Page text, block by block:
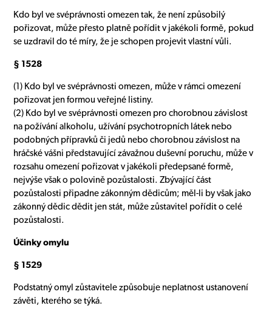
Kdo byl ve svéprávnosti omezen tak, že není způsobilý
pořizovat, může přesto platně pořídit v jakékoli formě, pokud
se uzdravil do té míry, že je schopen projevit vlastní vůli.
§ 1528
(1) Kdo byl ve svéprávnosti omezen, může v rámci omezení
pořizovat jen formou veřejné listiny.
(2) Kdo byl ve svéprávnosti omezen pro chorobnou závislost
na požívání alkoholu, užívání psychotropních látek nebo
podobných přípravků či jedů nebo chorobnou závislost na
hráčské vášni představující závažnou duševní poruchu, může v
rozsahu omezení pořizovat v jakékoli předepsané formě,
nejvýše však o polovině pozůstalosti. Zbývající část
pozůstalosti připadne zákonným dědicům; měl-li by však jako
zákonný dědic dědit jen stát, může zůstavitel pořídit o celé
pozůstalosti.
Účinky omylu
§ 1529
Podstatný omyl zůstavitele způsobuje neplatnost ustanovení
závěti, kterého se týká.